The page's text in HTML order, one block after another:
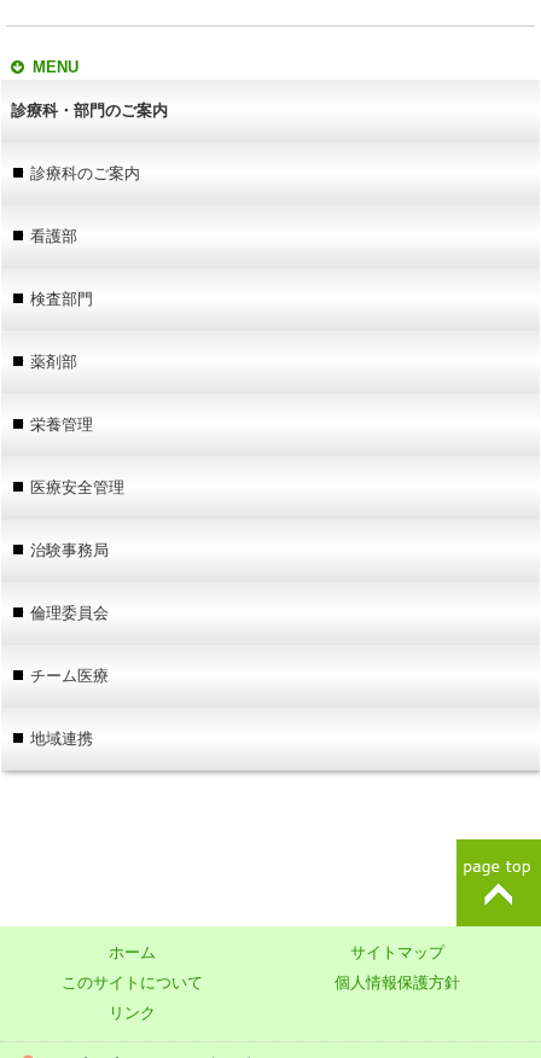
MENU
診療科・部門のご案内
診療科のご案内
看護部
検査部門
薬剤部
栄養管理
医療安全管理
治験事務局
倫理委員会
チーム医療
地域連携
ホーム
サイトマップ
このサイトについて
個人情報保護方針
リンク